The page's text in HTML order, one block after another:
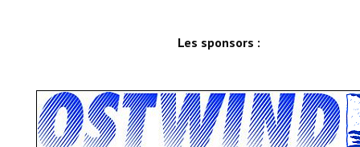
France Renov
Déchets ménagers, tri sélectif, encombrants
Les sponsors :